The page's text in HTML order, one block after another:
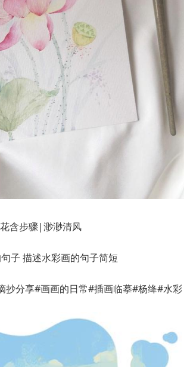
含步骤|渺渺清风
抄分享#画画的日常#插画临摹#杨绛#水彩